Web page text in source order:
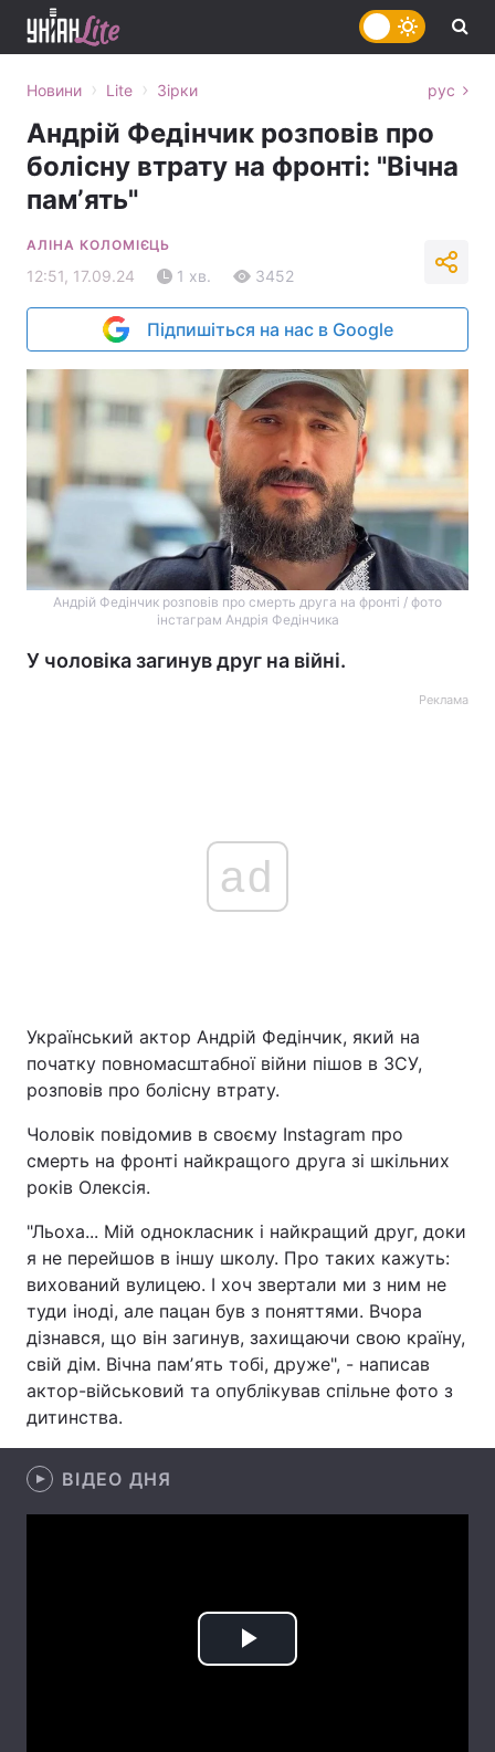
Головна Війна
Україна Політика
Економіка
Спорт Наука
Техно і зв'язок Лайт
Зброя
Здоров'я Туризм
Цікавинки
Екологія
Новини › Lite › Зірки рус
Андрій Федінчик розповів про
болісну втрату на фронті: "Вічна
памʼять"
АЛІНА КОЛОМІЄЦЬ
12:51, 17.09.24 1 хв. 3452
Підпишіться на нас в Google
Андрій Федінчик розповів про смерть друга на фронті / фото
інстаграм Андрія Федінчика
У чоловіка загинув друг на війні.
Реклама
ad
Український актор Андрій Федінчик, який на
початку повномасштабної війни пішов в ЗСУ,
розповів про болісну втрату.
Чоловік повідомив в своєму Instagram про
смерть на фронті найкращого друга зі шкільних
років Олексія.
"Льоха... Мій однокласник і найкращий друг, доки
я не перейшов в іншу школу. Про таких кажуть:
вихований вулицею. І хоч звертали ми з ним не
туди іноді, але пацан був з поняттями. Вчора
дізнався, що він загинув, захищаючи свою країну,
свій дім. Вічна памʼять тобі, друже", - написав
актор-військовий та опублікував спільне фото з
дитинства.
ВІДЕО ДНЯ
Play